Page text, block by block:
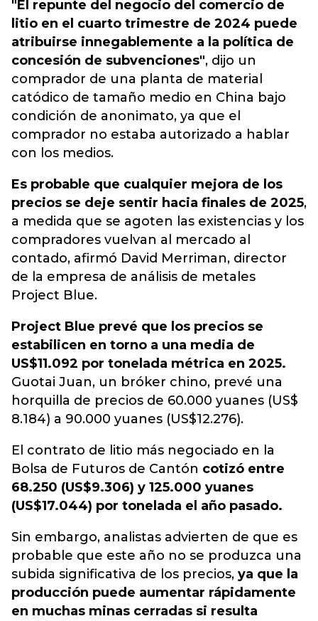
"El repunte del negocio del comercio de
litio en el cuarto trimestre de 2024 puede
atribuirse innegablemente a la política de
concesión de subvenciones", dijo un
comprador de una planta de material
catódico de tamaño medio en China bajo
condición de anonimato, ya que el
comprador no estaba autorizado a hablar
con los medios.
Es probable que cualquier mejora de los
precios se deje sentir hacia finales de 2025,
a medida que se agoten las existencias y los
compradores vuelvan al mercado al
contado, afirmó David Merriman, director
de la empresa de análisis de metales
Project Blue.
Project Blue prevé que los precios se
estabilicen en torno a una media de
US$11.092 por tonelada métrica en 2025.
Guotai Juan, un bróker chino, prevé una
horquilla de precios de 60.000 yuanes (US$
8.184) a 90.000 yuanes (US$12.276).
El contrato de litio más negociado en la
Bolsa de Futuros de Cantón cotizó entre
68.250 (US$9.306) y 125.000 yuanes
(US$17.044) por tonelada el año pasado.
Sin embargo, analistas advierten de que es
probable que este año no se produzca una
subida significativa de los precios, ya que la
producción puede aumentar rápidamente
en muchas minas cerradas si resulta